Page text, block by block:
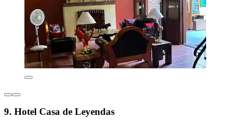
9. Hotel Casa de Leyendas